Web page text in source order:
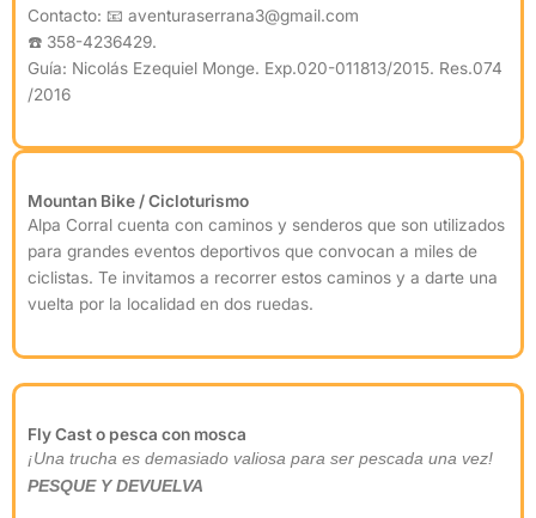
Contacto: 📧 aventuraserrana3@gmail.com
☎️ 358-4236429.
Guía: Nicolás Ezequiel Monge. Exp.020-011813/2015. Res.074
/2016
Mountan Bike / Cicloturismo
Alpa Corral cuenta con caminos y senderos que son utilizados
para grandes eventos deportivos que convocan a miles de
ciclistas. Te invitamos a recorrer estos caminos y a darte una
vuelta por la localidad en dos ruedas.
Fly Cast o pesca con mosca
¡Una trucha es demasiado valiosa para ser pescada una vez!
PESQUE Y DEVUELVA